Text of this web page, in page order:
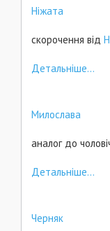
Ніжата
скорочення від
Детальніше...
Милослава
аналог до
Детальніше...
Черняк